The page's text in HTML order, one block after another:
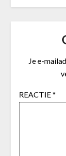
Je e-
REACTIE*